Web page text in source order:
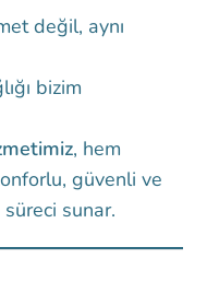
değil, aynı
bizim
, hem
güvenli ve
sunar.